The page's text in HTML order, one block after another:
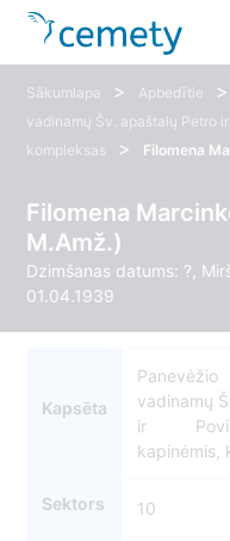
Sākumlapa > Apbedītie >
vadinamų Šv. apaštalų Petro
kompleksas
> Filomena
Filomena
M.Amž.)
Dzimšanas datums: ?,
01.04.1939
Kapsēta
vadinamų
ir
kapinėmis,
Sektors 10